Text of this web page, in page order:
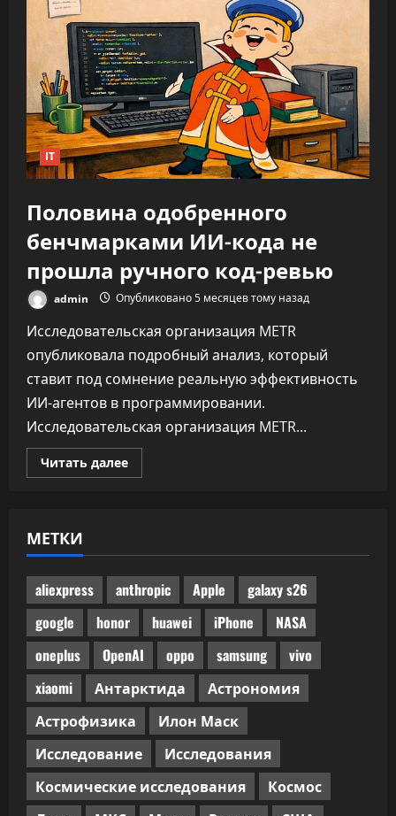
а
увеличивает
время
на
каждую
задачу
—
до
346%
IT
Половина одобренного
бенчмарками ИИ-кода не
прошла ручного код-ревью
admin Опубликовано 5 месяцев тому назад
Исследовательская организация METR
опубликовала подробный анализ, который
ставит под сомнение реальную эффективность
ИИ-агентов в программировании.
Исследовательская организация METR...
Читать далееПрочитать
больше
не
прошла
ручного
код-
ревью
МЕТКИ
aliexpress anthropic Apple
galaxy s26
google
honor huawei iPhone
NASA
oneplus
OpenAI oppo samsung
vivo
xiaomi
Антарктида
Астрономия
Астрофизика
Илон Маск
Исследование
Исследования
Космические исследования
Космос